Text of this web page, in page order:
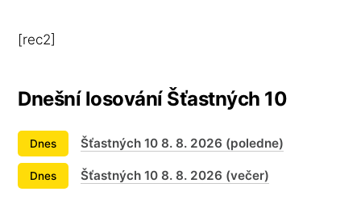
[rec2]
Dnešní losování Šťastných 10
Dnes Šťastných 10 8. 8. 2026 (poledne)
Dnes Šťastných 10 8. 8. 2026 (večer)